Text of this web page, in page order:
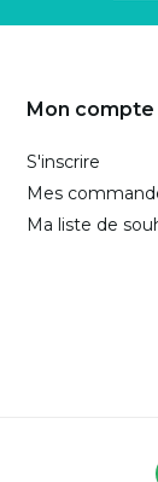
Mon compte
S'inscrire
Mes
Ma liste de